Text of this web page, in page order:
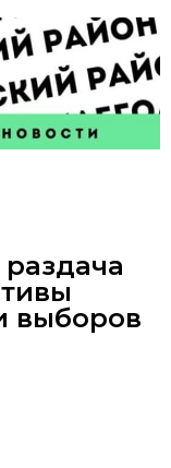
выборов